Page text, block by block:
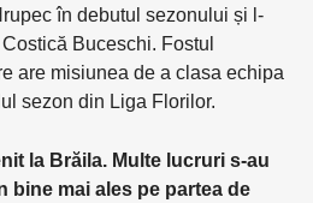
în debutul sezonului și l-
Buceschi. Fostul
are misiunea de a clasa echipa
sezon din Liga Florilor.
la Brăila. Multe lucruri s-au
bine mai ales pe partea de